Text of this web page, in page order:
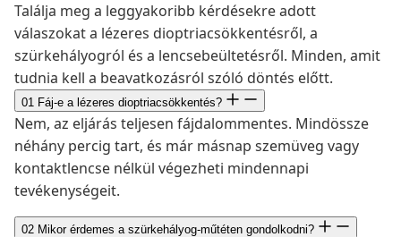
Találja meg a leggyakoribb kérdésekre adott
válaszokat a lézeres dioptriacsökkentésről, a
szürkehályogról és a lencsebeültetésről. Minden, amit
tudnia kell a beavatkozásról szóló döntés előtt.
01 Fáj-e a lézeres dioptriacsökkentés?
Nem, az eljárás teljesen fájdalommentes. Mindössze
néhány percig tart, és már másnap szemüveg vagy
kontaktlencse nélkül végezheti mindennapi
tevékenységeit.
02 Mikor érdemes a szürkehályog-műtéten gondolkodni?